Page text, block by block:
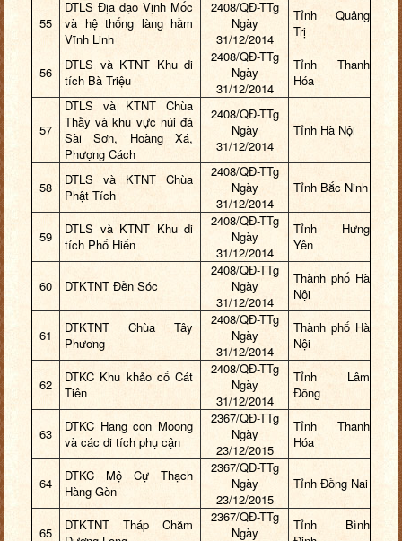
55
DTLS Địa đạo Vịnh Mốc
và hệ thống làng hầm
Vĩnh Linh
2408/QĐ-TTg
Ngày
31/12/2014
Tỉnh Quảng
Trị
56
DTLS và KTNT Khu di
tích Bà Triệu
2408/QĐ-TTg
Ngày
31/12/2014
Tỉnh Thanh
Hóa
57
DTLS và KTNT Chùa
Thầy và khu vực núi đá
Sài Sơn, Hoàng Xá,
Phượng Cách
2408/QĐ-TTg
Ngày
31/12/2014
Tỉnh Hà Nội
58
DTLS và KTNT Chùa
Phật Tích
2408/QĐ-TTg
Ngày
31/12/2014
Tỉnh Bắc Ninh
59
DTLS và KTNT Khu di
tích Phố Hiến
2408/QĐ-TTg
Ngày
31/12/2014
Tỉnh Hưng
Yên
60 DTKTNT Đền Sóc
2408/QĐ-TTg
Ngày
31/12/2014
Thành phố Hà
Nội
61
DTKTNT Chùa Tây
Phương
2408/QĐ-TTg
Ngày
31/12/2014
Thành phố Hà
Nội
62
DTKC Khu khảo cổ Cát
Tiên
2408/QĐ-TTg
Ngày
31/12/2014
Tỉnh Lâm
Đồng
63
DTKC Hang con Moong
và các di tích phụ cận
2367/QĐ-TTg
Ngày
23/12/2015
Tỉnh Thanh
Hóa
64
DTKC Mộ Cự Thạch
Hàng Gòn
2367/QĐ-TTg
Ngày
23/12/2015
Tỉnh Đồng Nai
65
DTKTNT Tháp Chăm
2367/QĐ-TTg
Ngày
Tỉnh Bình